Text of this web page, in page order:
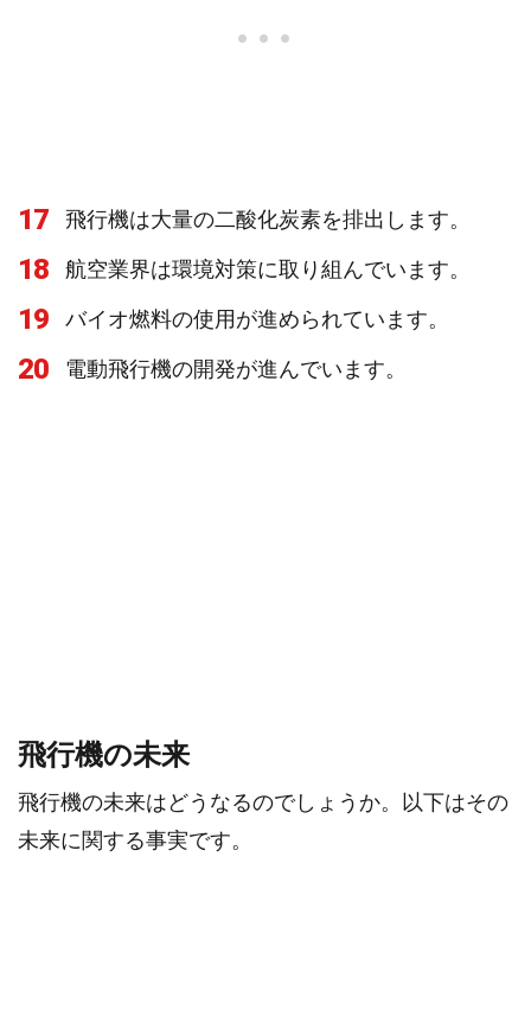
17 飛行機は大量の二酸化炭素を排出します。
18 航空業界は環境対策に取り組んでいます。
19 バイオ燃料の使用が進められています。
20 電動飛行機の開発が進んでいます。
飛行機の未来
飛行機の未来はどうなるのでしょうか。以下はその
未来に関する事実です。